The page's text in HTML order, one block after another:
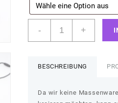
-
"Tropfen"
+
BESCHREIBUNG
Da wir keine